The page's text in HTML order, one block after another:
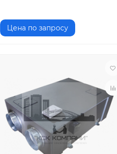
Цена по запросу